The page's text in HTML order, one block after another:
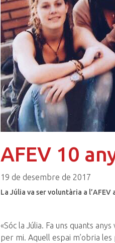
AFEV 10
19 de desembre de 2017
La Júlia va ser voluntària a
«Sóc la Júlia. Fa uns quants
per mi. Aquell espai m’obria